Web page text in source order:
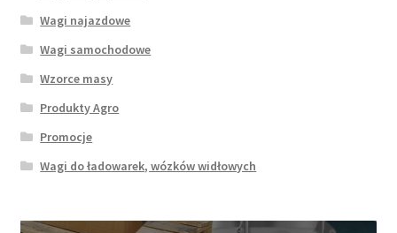
Wagi najazdowe
Wagi samochodowe
Wzorce masy
Produkty Agro
Promocje
Wagi do ładowarek, wózków widłowych